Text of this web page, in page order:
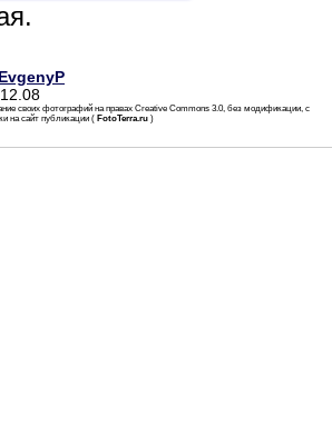
EvgenyP
своих фотографий на правах Creative Commons 3.0, без модификации, с
на сайт публикации ( FotoTerra.ru )